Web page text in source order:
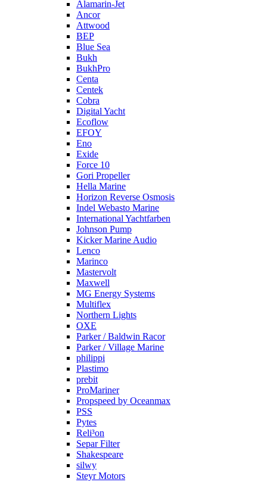
Alamarin-Jet
Ancor
Attwood
BEP
Blue Sea
Bukh
BukhPro
Centa
Centek
Cobra
Digital Yacht
Ecoflow
EFOY
Eno
Exide
Force 10
Gori Propeller
Hella Marine
Horizon Reverse Osmosis
Indel Webasto Marine
International Yachtfarben
Johnson Pump
Kicker Marine Audio
Lenco
Marinco
Mastervolt
Maxwell
MG Energy Systems
Multiflex
Northern Lights
OXE
Parker / Baldwin Racor
Parker / Village Marine
philippi
Plastimo
prebit
ProMariner
Propspeed by Oceanmax
PSS
Pytes
Reli³on
Separ Filter
Shakespeare
silwy
Steyr Motors